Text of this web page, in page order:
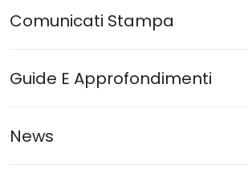
Comunicati Stampa
Guide E Approfondimenti
News